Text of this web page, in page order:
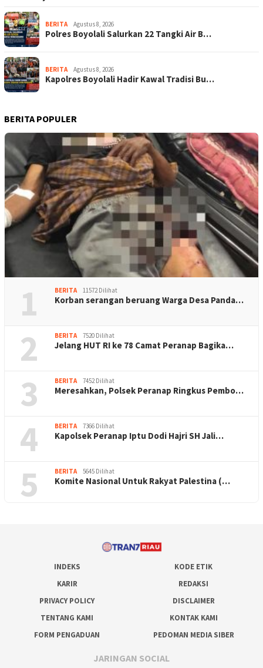
BERITA Agustus 8, 2026
Polres Boyolali Salurkan 22 Tangki Air B…
BERITA Agustus 8, 2026
Kapolres Boyolali Hadir Kawal Tradisi Bu…
BERITA POPULER
1 BERITA 11572 Dilihat
Korban serangan beruang Warga Desa Panda…
2 BERITA 7520 Dilihat
Jelang HUT RI ke 78 Camat Peranap Bagika…
3 BERITA 7452 Dilihat
Meresahkan, Polsek Peranap Ringkus Pembo…
4 BERITA 7366 Dilihat
Kapolsek Peranap Iptu Dodi Hajri SH Jali…
5 BERITA 5645 Dilihat
Komite Nasional Untuk Rakyat Palestina (…
INDEKS
KODE ETIK
KARIR
REDAKSI
PRIVACY POLICY
DISCLAIMER
TENTANG KAMI
KONTAK KAMI
FORM PENGADUAN
PEDOMAN MEDIA SIBER
JARINGAN SOCIAL